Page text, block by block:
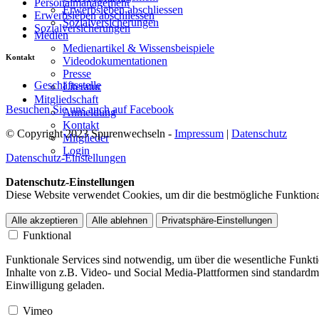
Erwerbsleben abschliessen
Sozialversicherungen
Medien
Medienartikel & Wissensbeispiele
Videodokumentationen
Presse
Literatur
Mitgliedschaft
Anmeldung
Kontakt
Mitglieder
Login
Erwerbsleben abschliessen
Sozialversicherungen
Kontakt
Geschäftsstelle
Besuchen Sie uns auch auf Facebook
© Copyright 2023 Spurenwechseln - Impressum | Datenschutz
Datenschutz-Einstellungen
Datenschutz-Einstellungen
Diese Website verwendet Cookies, um dir die bestmögliche
Alle akzeptieren Alle ablehnen Privatsphäre-Einstellungen
Funktional
Funktionale Services sind notwendig, um über die wesentliche
Inhalte von z.B. Video- und Social Media-Plattformen sind
Einwilligung geladen.
Vimeo